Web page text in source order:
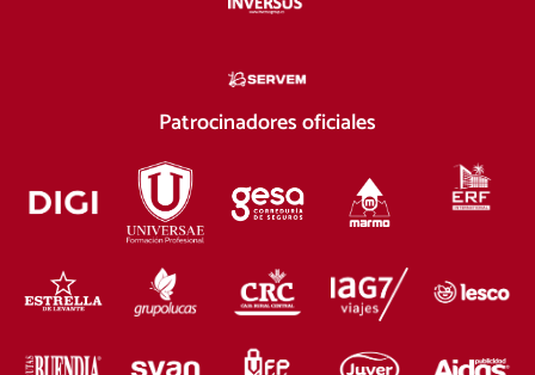
Patrocinadores oficiales